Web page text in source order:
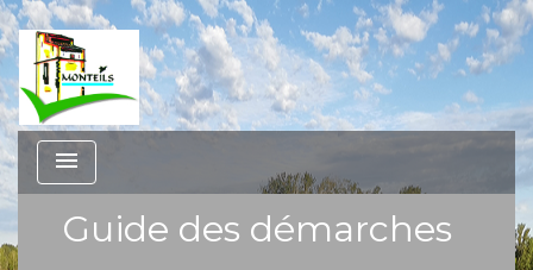
menu
Guide des démarches